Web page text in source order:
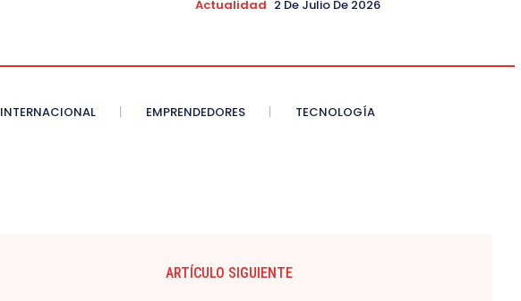
Actualidad 2 De Julio De 2026
INTERNACIONAL EMPRENDEDORES TECNOLOGÍA
ARTÍCULO SIGUIENTE